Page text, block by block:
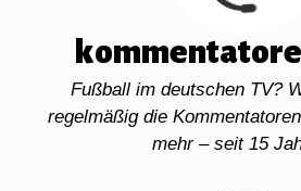
Fußball im deutschen TV?
regelmäßig die
mehr – seit 15